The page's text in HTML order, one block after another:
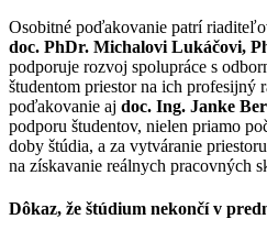
Osobitné poďakovanie patrí
doc. PhDr. Michalovi Lukáčovi,
podporuje rozvoj spolupráce s
študentom priestor na ich profesijný
poďakovanie aj doc. Ing. Janke
podporu študentov, nielen priamo
doby štúdia, a za vytváranie
na získavanie reálnych pracovných
Dôkaz, že štúdium nekončí v